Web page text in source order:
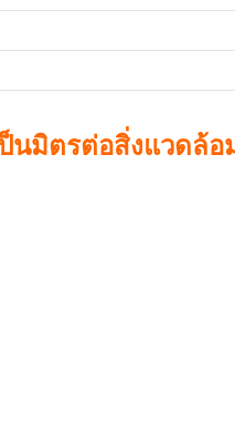
ป็นมิตรต่อสิ่งแวดล้อ